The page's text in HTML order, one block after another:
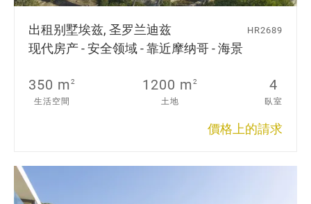
出租别墅埃兹, 圣罗兰迪兹
现代房产 - 安全领域 - 靠近摩纳哥 - 海景
HR2689
350 m2
生活空間
1200 m2
土地
4
臥室
價格上的請求